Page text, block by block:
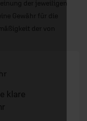
der jeweiligen
Gewähr für die
der von
klare